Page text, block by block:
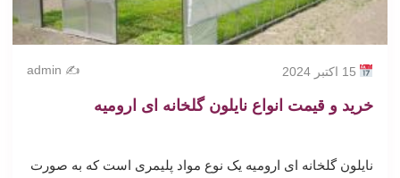
✍️ admin
خرید و قیمت انواع نایلون گلخانه ای ارومیه
نایلون گلخانه ای ارومیه یک نوع مواد پلیمری است که به صورت